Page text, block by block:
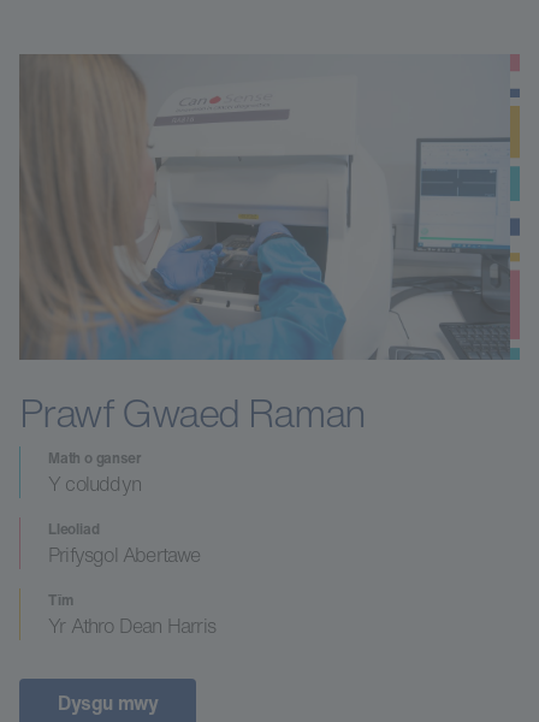
Prawf Gwaed Raman
Math o ganser
Y coluddyn
Lleoliad
Prifysgol Abertawe
Tîm
Yr Athro Dean Harris
Dysgu mwy